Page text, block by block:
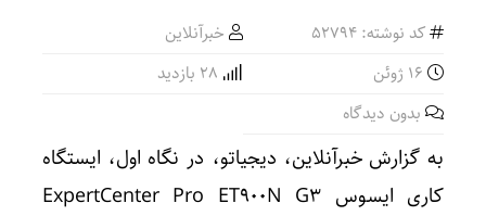
کد نوشته: 52794
خبرآنلاین
بدون دیدگاه
به گزارش خبرآنلاین، دیجیاتو، در نگاه اول، ایستگاه
کاری ایسوس ExpertCenter Pro ET900N G3